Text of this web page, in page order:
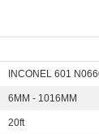
INCONEL 601
6MM - 1016MM
20ft